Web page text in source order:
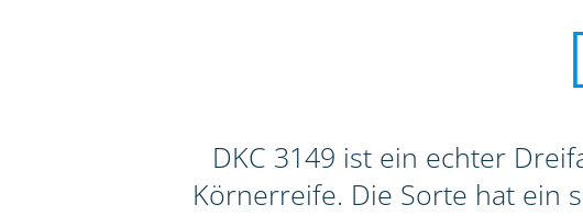
DKC 3149 ist ein echter
Körnerreife. Die Sorte hat ein